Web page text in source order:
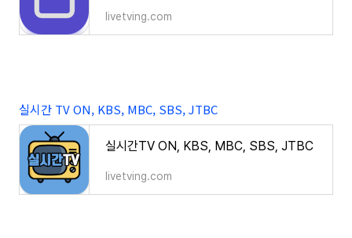
livetving.com
실시간 TV ON, KBS, MBC, SBS, JTBC
실시간TV ON, KBS, MBC, SBS, JTBC
livetving.com